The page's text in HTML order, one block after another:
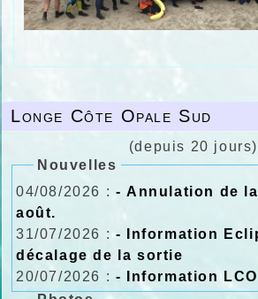
Longe Côte Opale Sud
(depuis 20 jours)
Nouvelles
04/08/2026 : - Annulation de
août.
31/07/2026 : - Information
décalage de la sortie
20/07/2026 : - Information